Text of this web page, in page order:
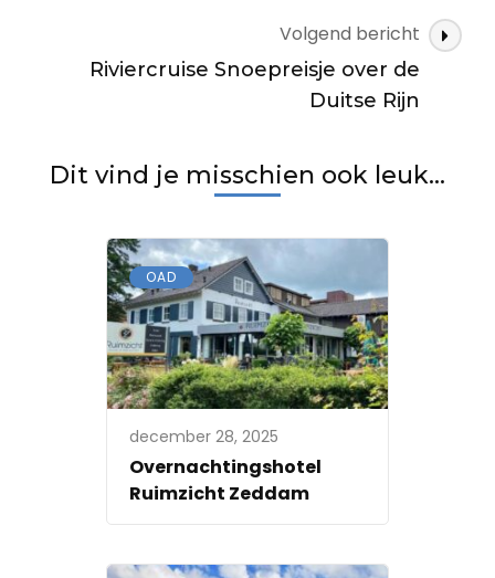
Volgend bericht
Riviercruise Snoepreisje over de
Duitse Rijn
Dit vind je misschien ook leuk...
OAD
december 28, 2025
Overnachtingshotel
Ruimzicht Zeddam